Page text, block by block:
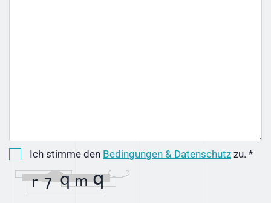
Ich stimme den Bedingungen & Datenschutz zu. *